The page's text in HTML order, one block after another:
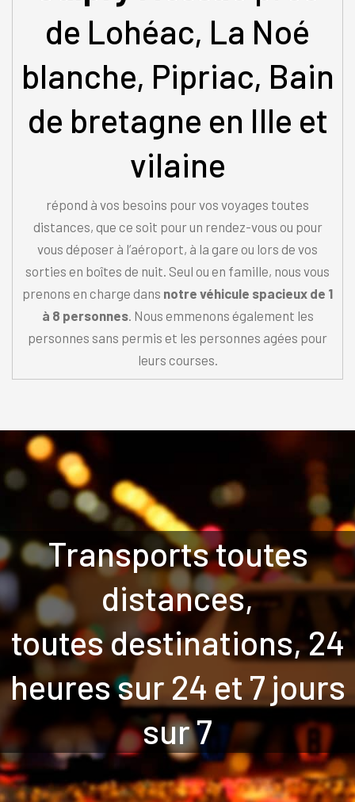
de Lohéac, La Noé
blanche, Pipriac, Bain
de bretagne en Ille et
vilaine
répond à vos besoins pour vos voyages toutes
distances, que ce soit pour un rendez-vous ou pour
vous déposer à l’aéroport, à la gare ou lors de vos
sorties en boîtes de nuit. Seul ou en famille, nous vous
prenons en charge dans notre véhicule spacieux de 1
à 8 personnes. Nous emmenons également les
personnes sans permis et les personnes agées pour
leurs courses.
Transports toutes
distances,
toutes destinations, 24
heures sur 24 et 7 jours
sur 7